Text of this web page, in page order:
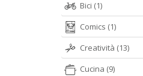
Bici (1)
Comics (1)
Creatività (13)
Cucina (9)